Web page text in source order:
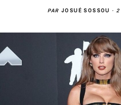
PARJOSUÉ SOSSOU · 2